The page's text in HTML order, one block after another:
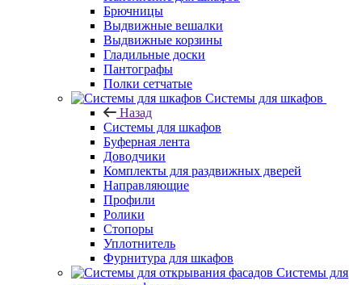
Брючницы
Выдвижные вешалки
Выдвижные корзины
Гладильные доски
Пантографы
Полки сетчатые
Системы для шкафов
Назад
Системы для шкафов
Буферная лента
Доводчики
Комплекты для раздвижных дверей
Направляющие
Профили
Ролики
Стопоры
Уплотнитель
Фурнитура для шкафов
Системы для